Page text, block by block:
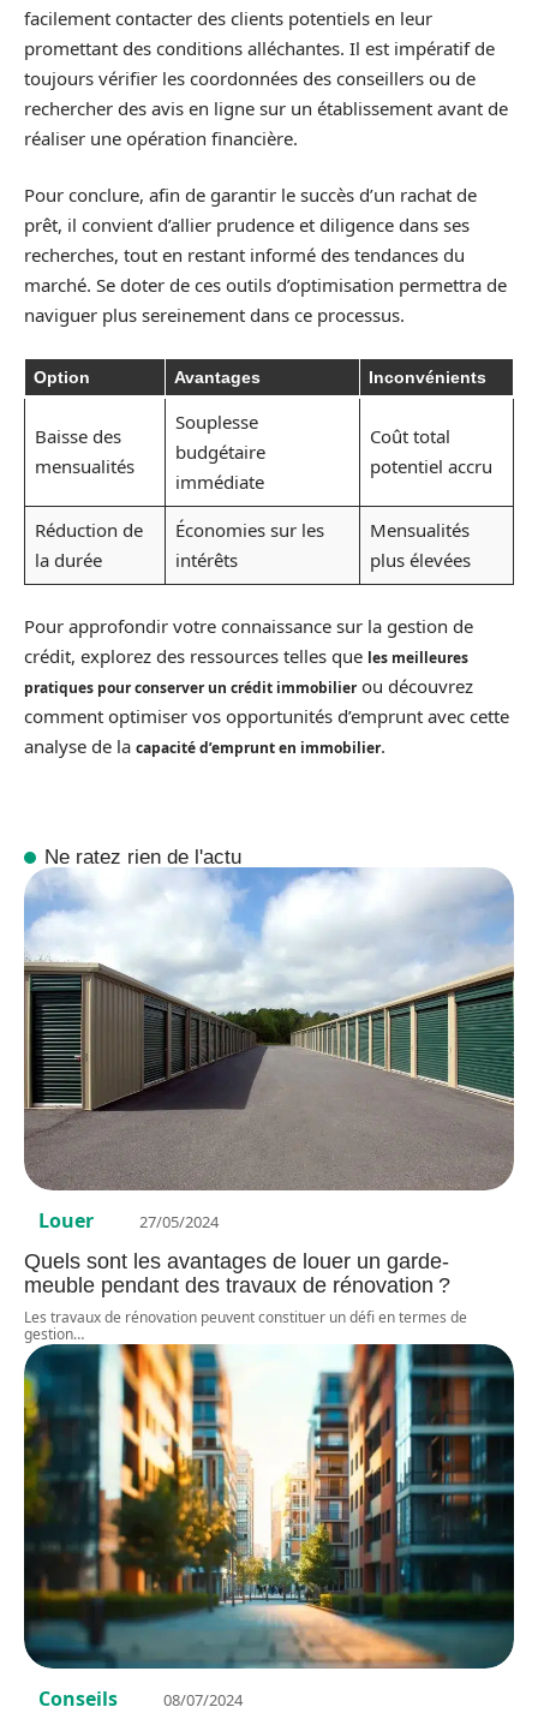
facilement contacter des clients potentiels en leur
promettant des conditions alléchantes. Il est impératif de
toujours vérifier les coordonnées des conseillers ou de
rechercher des avis en ligne sur un établissement avant de
réaliser une opération financière.
Pour conclure, afin de garantir le succès d’un rachat de
prêt, il convient d’allier prudence et diligence dans ses
recherches, tout en restant informé des tendances du
marché. Se doter de ces outils d’optimisation permettra de
naviguer plus sereinement dans ce processus.
Option Avantages Inconvénients
Baisse des
mensualités
Souplesse
budgétaire
immédiate
Coût total
potentiel accru
Réduction de
la durée
Économies sur les
intérêts
Mensualités
plus élevées
Pour approfondir votre connaissance sur la gestion de
crédit, explorez des ressources telles que les meilleures
pratiques pour conserver un crédit immobilierou découvrez
comment optimiser vos opportunités d’emprunt avec cette
analyse de la capacité d’emprunt en immobilier.
Ne ratez rien de l'actu
Louer 27/05/2024
Quels sont les avantages de louer un garde-
meuble pendant des travaux de rénovation ?
Les travaux de rénovation peuvent constituer un défi en termes de
gestion…
Conseils 08/07/2024